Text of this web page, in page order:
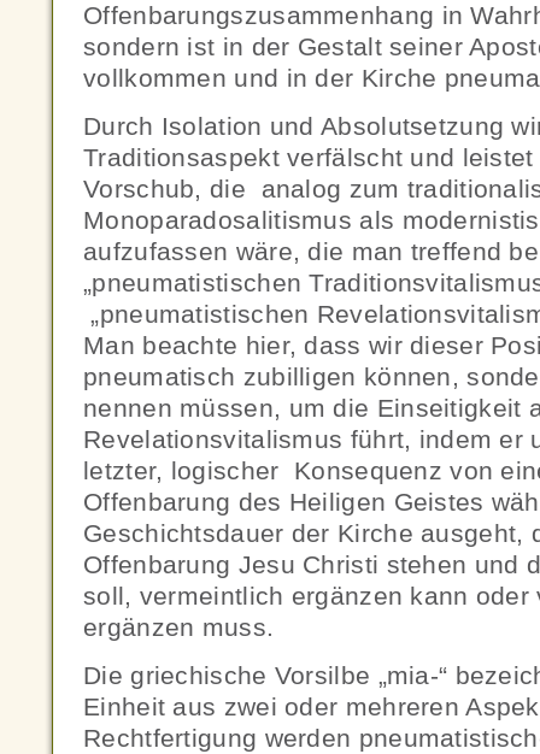
Offenbarungszusammenhang in
sondern ist in der Gestalt seiner
vollkommen und in der Kirche
Durch Isolation und Absolutsetzung
Traditionsaspekt verfälscht und
Vorschub, die analog zum
Monoparadosalitismus als
aufzufassen wäre, die man treffend
„pneumatistischen
„pneumatistischen
Man beachte hier, dass wir dieser
pneumatisch zubilligen können,
nennen müssen, um die Einseitigkeit
Revelationsvitalismus führt, indem er
letzter, logischer Konsequenz von
Offenbarung des Heiligen Geistes
Geschichtsdauer der Kirche ausgeht,
Offenbarung Jesu Christi stehen und
soll, vermeintlich ergänzen kann oder
ergänzen muss.
Die griechische Vorsilbe „mia-“
Einheit aus zwei oder mehreren
Rechtfertigung werden